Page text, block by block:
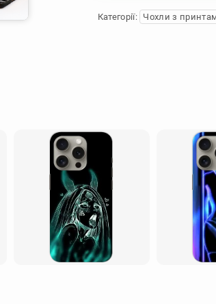
Категорії: Чохли з